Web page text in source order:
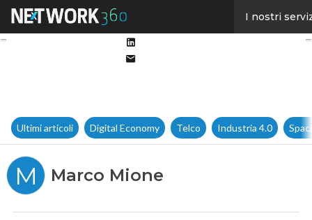
I nostri
Ultimi articoli Digital Economy Telco Industria 4.0
M Marco Mione